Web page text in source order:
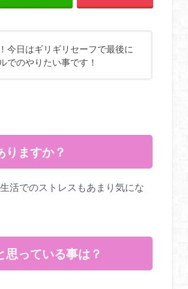
今日はギリギリセーフで最後に
でのやりたい事です！
りますか？
活でのストレスもあまり気にな
っている事は？